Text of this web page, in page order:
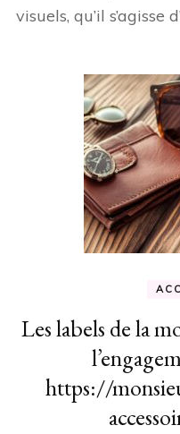
visuels, qu’il
Les labels de la
https://